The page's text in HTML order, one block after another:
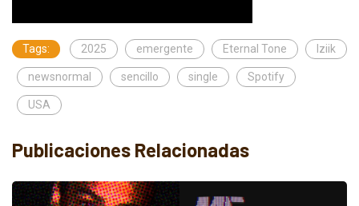
Tags: 2025 emergente Eternal Tone Iziik
newsnormal sencillo single Spotify
USA
Publicaciones Relacionadas